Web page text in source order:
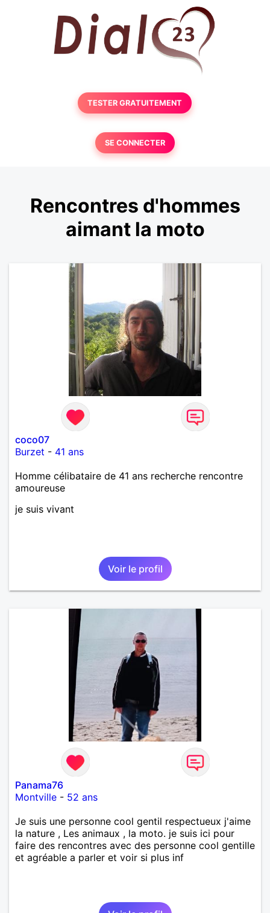
TESTER GRATUITEMENT
SE CONNECTER
Rencontres d'hommes
aimant la moto
coco07
Burzet - 41 ans
Homme célibataire de 41 ans recherche rencontre
amoureuse
je suis vivant
Voir le profil
Panama76
Montville - 52 ans
Je suis une personne cool gentil respectueux j'aime
la nature , Les animaux , la moto. je suis ici pour
faire des rencontres avec des personne cool gentille
et agréable a parler et voir si plus inf